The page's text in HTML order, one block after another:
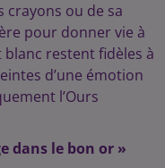
crayons ou de sa
pour donner vie à
blanc restent fidèles à
d’une émotion
l’Ours
dans le bon or »